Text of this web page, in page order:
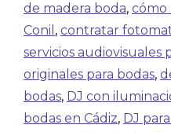
de madera boda, cómo
Conil , contratar
servicios audiovisuales
originales para bodas,
bodas, DJ con
bodas en Cádiz, DJ